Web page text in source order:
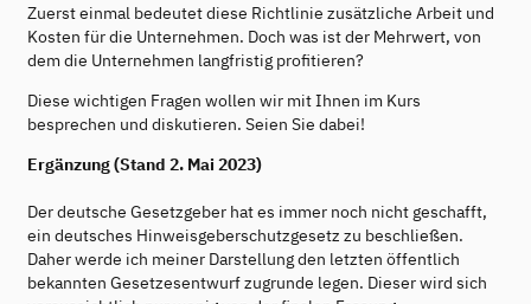
Zuerst einmal bedeutet diese Richtlinie zusätzliche Arbeit und
Kosten für die Unternehmen. Doch was ist der Mehrwert, von
dem die Unternehmen langfristig profitieren?
Diese wichtigen Fragen wollen wir mit Ihnen im Kurs
besprechen und diskutieren. Seien Sie dabei!
Ergänzung (Stand 2. Mai 2023)
Der deutsche Gesetzgeber hat es immer noch nicht geschafft,
ein deutsches Hinweisgeberschutzgesetz zu beschließen.
Daher werde ich meiner Darstellung den letzten öffentlich
bekannten Gesetzesentwurf zugrunde legen. Dieser wird sich